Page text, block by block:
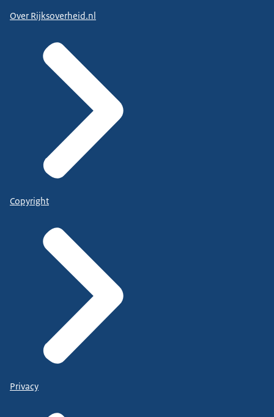
Over Rijksoverheid.nl
Copyright
Privacy